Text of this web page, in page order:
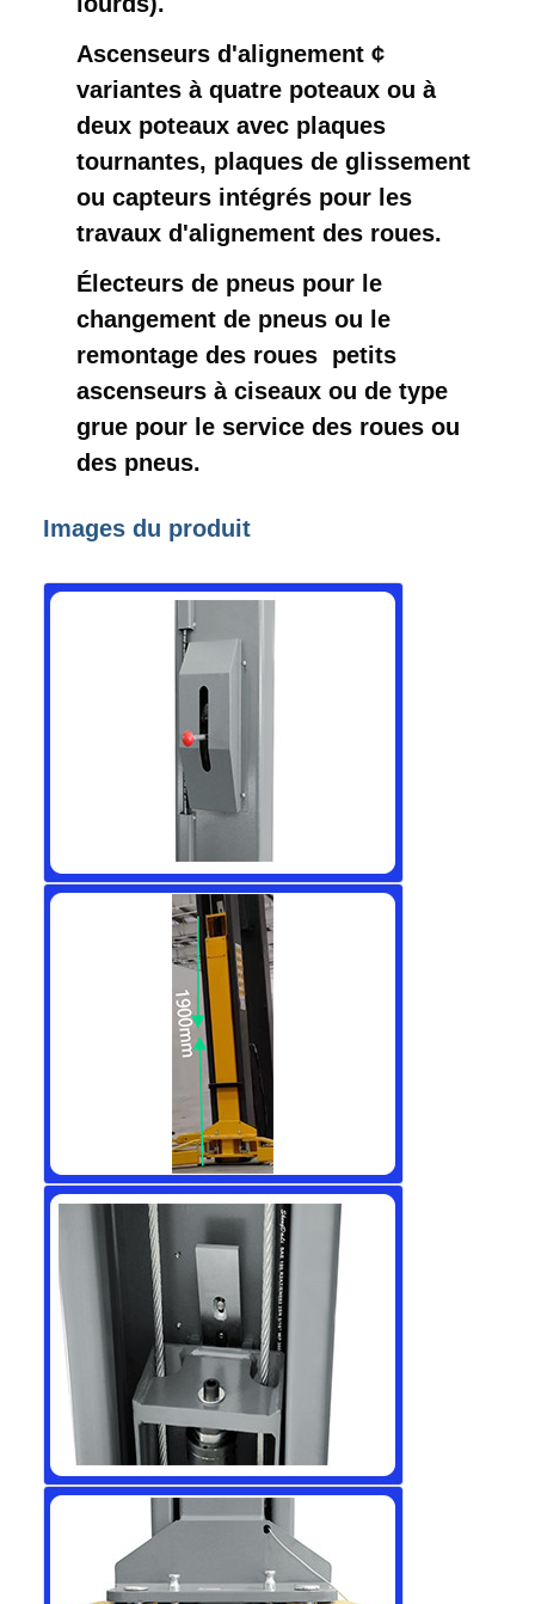
Ascenseurs d'alignement ¢
variantes à quatre poteaux ou à
deux poteaux avec plaques
tournantes, plaques de glissement
ou capteurs intégrés pour les
travaux d'alignement des roues.
Électeurs de pneus pour le
changement de pneus ou le
remontage des roues ️ petits
ascenseurs à ciseaux ou de type
grue pour le service des roues ou
des pneus.
Images du produit